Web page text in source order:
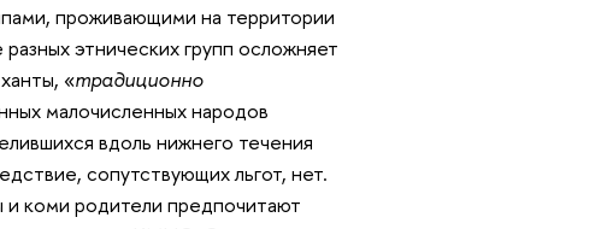
проживающими на территории
этнических групп осложняет
«традиционно
малочисленных народов
вдоль нижнего течения
сопутствующих льгот, нет.
и коми родители предпочитают